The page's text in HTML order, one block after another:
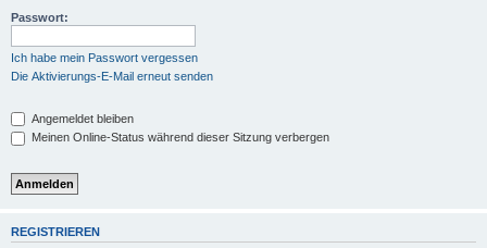
Passwort:
Ich habe mein Passwort vergessen
Die Aktivierungs-E-Mail erneut senden
Angemeldet bleiben
Meinen Online-Status während dieser Sitzung verbergen
REGISTRIEREN